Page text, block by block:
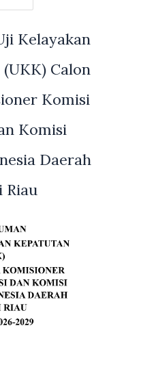
Kelayakan
Calon
Komisi
Komisi
Daerah
Riau